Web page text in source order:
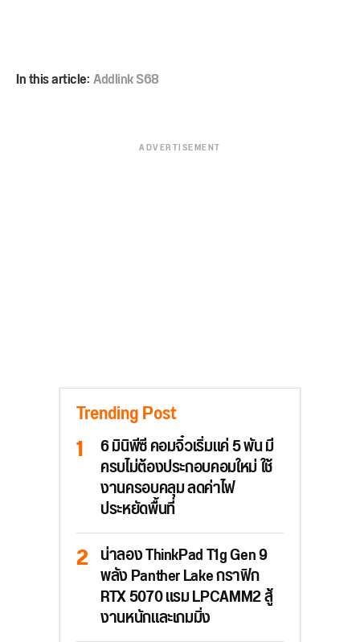
In this article:Addlink S68
ADVERTISEMENT
Trending Post
6 มินิพีซี คอมจิ๋วเริ่มแค่ 5 พัน มี
ครบไม่ต้องประกอบคอมใหม่ ใช้
งานครอบคลุม ลดค่าไฟ
ประหยัดพื้นที่
น่าลอง ThinkPad T1g Gen 9
พลัง Panther Lake กราฟิก
RTX 5070 แรม LPCAMM2 สู้
งานหนักและเกมมิ่ง